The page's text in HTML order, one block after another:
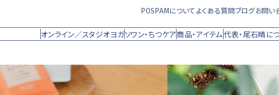
POSPAMについて よくある質問ブログお問い
オンライン／スタジオヨガソワン・ちつケア商品・アイテム代表・尾石晴に